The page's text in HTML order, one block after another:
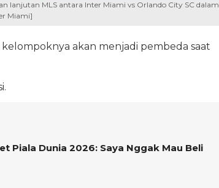
lanjutan MLS antara Inter Miami vs Orlando City SC dalam
Miami]
akan menjadi pembeda saat
Piala Dunia 2026: Saya Nggak Mau Beli